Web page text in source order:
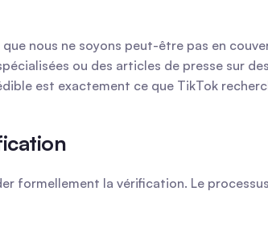
nous ne soyons peut-être pas en
ou des articles de presse sur
est exactement ce que TikTok
formellement la vérification. Le